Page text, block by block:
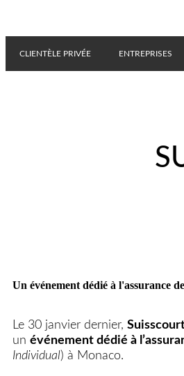
CLIENTÈLE PRIVÉE ENTREPRISES
Un événement dédié à l'assurance
Le 30 janvier dernier,
un événement dédié à
Individual) à Monaco.